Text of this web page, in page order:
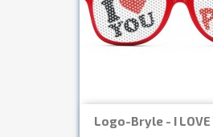
Logo-Bryle - I LOVE
Szybki